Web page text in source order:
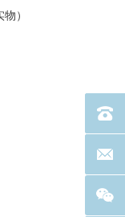
物）
电话
联系